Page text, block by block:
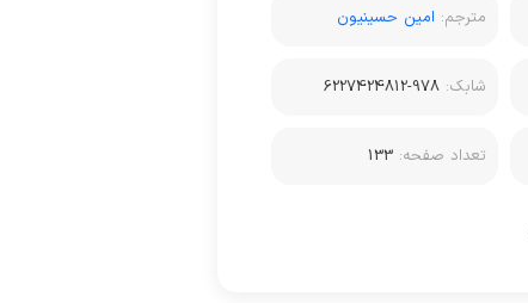
مترجم: امین حسینیون
شابک:978-6227424812
تعداد صفحه:133